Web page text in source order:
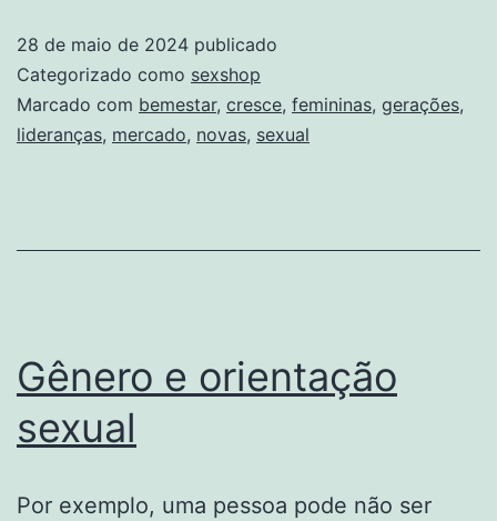
sexual
gerações
femininas
28 de maio de 2024 publicado
Categorizado como sexshop
Marcado com bemestar, cresce, femininas, gerações,
lideranças, mercado, novas, sexual
Gênero e orientação
sexual
Por exemplo, uma pessoa pode não ser